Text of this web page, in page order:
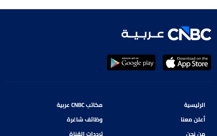
مشهد التجارة والمدفوعات
الرئيسية
أعلن معنا
من نحن
مكاتب CNBC عربية
وظائف شاغرة
ترددات القناة